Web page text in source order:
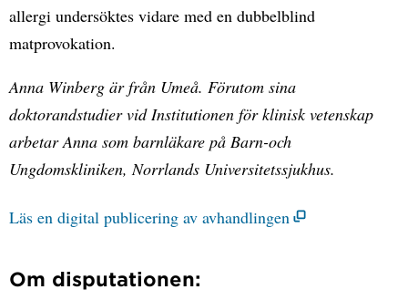
allergi undersöktes vidare med en dubbelblind
matprovokation.
Anna Winberg är från Umeå. Förutom sina
doktorandstudier vid Institutionen för klinisk vetenskap
arbetar Anna som barnläkare på Barn-och
Ungdomskliniken, Norrlands Universitetssjukhus.
Läs en digital publicering av avhandlingen
Om disputationen: